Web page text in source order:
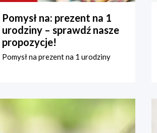
Pomysł na: prezent na 1
urodziny – sprawdź nasze
propozycje!
Pomysł na prezent na 1 urodziny